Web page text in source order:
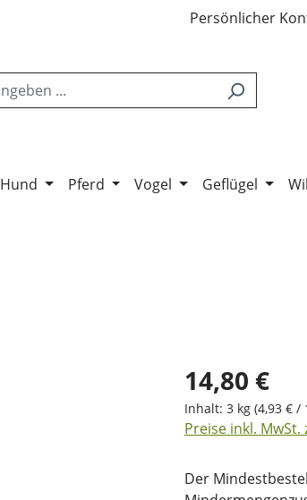
Persönlicher
Hund Pferd Vogel Geflügel
14,80 €
Inhalt: 3 kg (4,93 € /
Preise inkl.
Der